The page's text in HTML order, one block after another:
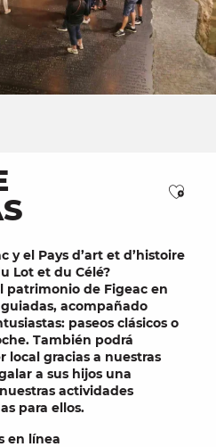
y el Pays d’art et d’histoire
Lot et du Célé?
patrimonio de Figeac en
, acompañado
: paseos clásicos o
También podrá
local gracias a nuestras
a sus hijos una
nuestras actividades
para ellos.
en línea